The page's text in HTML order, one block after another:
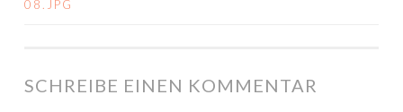
08.JPG
SCHREIBE EINEN KOMMENTAR